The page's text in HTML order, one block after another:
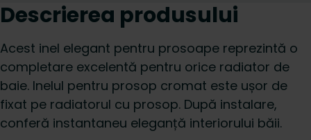
Descrierea produsului
Acest inel elegant pentru prosoape reprezintă o
completare excelentă pentru orice radiator de
baie. Inelul pentru prosop cromat este ușor de
fixat pe radiatorul cu prosop. După instalare,
conferă instantaneu eleganță interiorului băii.